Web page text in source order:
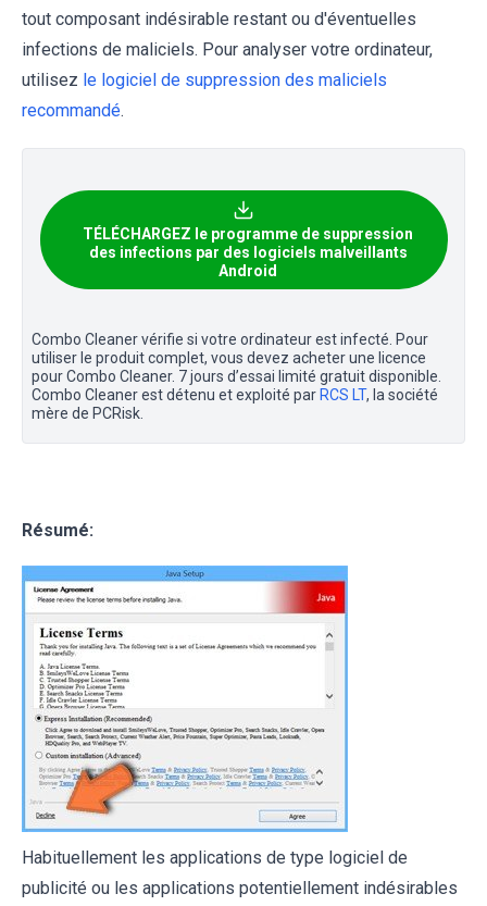
tout composant indésirable restant ou d'éventuelles
infections de maliciels. Pour analyser votre ordinateur,
utilisez le logiciel de suppression des maliciels
recommandé.
TÉLÉCHARGEZ le programme de suppression
des infections par des logiciels malveillants
Android
Combo Cleaner vérifie si votre ordinateur est infecté. Pour
utiliser le produit complet, vous devez acheter une licence
pour Combo Cleaner. 7 jours d’essai limité gratuit disponible.
Combo Cleaner est détenu et exploité par RCS LT, la société
mère de PCRisk.
Résumé:
Habituellement les applications de type logiciel de
publicité ou les applications potentiellement indésirables